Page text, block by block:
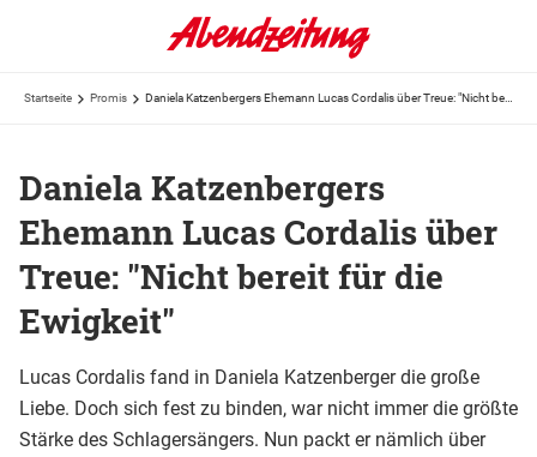
Startseite Promis
Daniela Katzenbergers
Ehemann Lucas Cordalis über
Treue: "Nicht bereit für die
Ewigkeit"
Lucas Cordalis fand in Daniela Katzenberger die große
Liebe. Doch sich fest zu binden, war nicht immer die größte
Stärke des Schlagersängers. Nun packt er nämlich über